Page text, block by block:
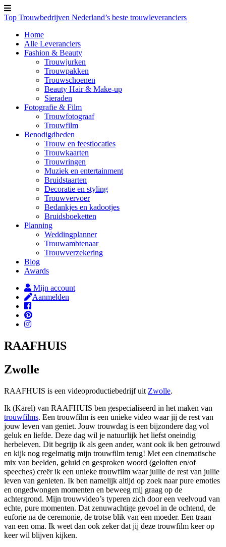
Top Trouwbedrijven Nederland’s beste trouwleveranciers
Home
Alle Leveranciers
Fashion & Beauty
Trouwjurken
Trouwpakken
Trouwschoenen
Beauty Hair & Make-up
Sieraden
Fotografie & Film
Trouwfotograaf
Trouwfilm
Benodigdheden
Trouw en feestlocaties
Trouwkaarten
Trouwringen
Muziek en entertainment
Bruidstaarten
Decoratie en styling
Trouwvervoer
Bedankjes en kadootjes
Bruidsboeketten
Planning
Weddingplanner
Trouwambtenaar
Trouwverzekering
Blog
Awards
Mijn account
Aanmelden
RAAFHUIS
Zwolle
RAAFHUIS is een videoproductiebedrijf uit Zwolle.
Ik (Karel) van RAAFHUIS ben gespecialiseerd in het maken van
trouwfilms. Een trouwfilm is een unieke video waar jij de rest van
jouw leven van geniet. Jouw trouwdag is een bijzondere dag vol
geluk en liefde. Deze dag wil je natuurlijk het liefst oneindig
herbeleven. Dit begrijp ik als geen ander, want ook ik ben getrouwd
en kijk nog regelmatig mijn trouwfilm terug! Met een cinematische
mix van beelden, geluid en gesproken woord (geloften en/of
speeches) creër ik een unieke trouwfilm waar jullie de rest van jullie
leven van genieten. Ik ben namelijk altijd op zoek naar pure emoties
en ongedwongen momenten en beweeg mij graag op de
achtergrond. Mijn trouwvideo’s typeren zich door een veelvoud van
echte, pure momenten. Dat zenuwachtige gevoel in de ochtend, de
euforie na de ceremonie, de trotse blik van een moeder. Een traan
van een oma. Ik weet dan ook zeker dat jij deze trouwfilm keer op
keer wil blijven kijken.